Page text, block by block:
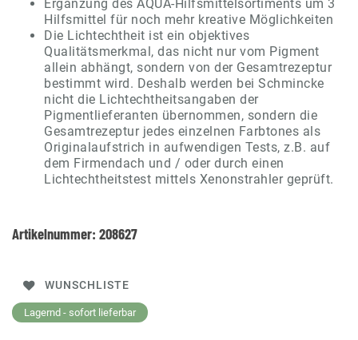
Ergänzung des AQUA-Hilfsmittelsortiments um 3
Hilfsmittel für noch mehr kreative Möglichkeiten
Die Lichtechtheit ist ein objektives
Qualitätsmerkmal, das nicht nur vom Pigment
allein abhängt, sondern von der Gesamtrezeptur
bestimmt wird. Deshalb werden bei Schmincke
nicht die Lichtechtheitsangaben der
Pigmentlieferanten übernommen, sondern die
Gesamtrezeptur jedes einzelnen Farbtones als
Originalaufstrich in aufwendigen Tests, z.B. auf
dem Firmendach und / oder durch einen
Lichtechtheitstest mittels Xenonstrahler geprüft.
Artikelnummer: 208627
WUNSCHLISTE
Lagernd - sofort lieferbar